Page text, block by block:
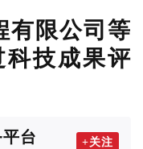
有限公司等
技成果评
台 +关注